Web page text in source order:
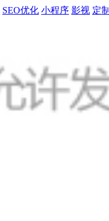
SEO优化 小程序 影视 定